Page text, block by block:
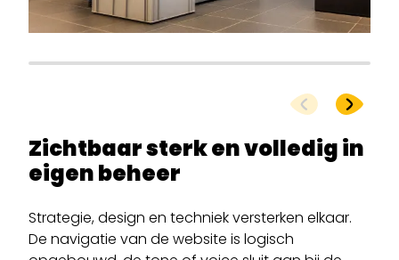
Zichtbaar sterk en volledig in
eigen beheer
Strategie, design en techniek versterken elkaar.
De navigatie van de website is logisch